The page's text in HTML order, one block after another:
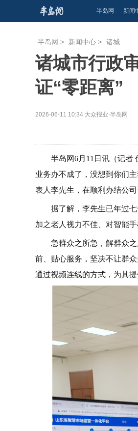
半岛网 新闻
半岛网 > 新闻中心 > 诸城
诸城市行政
证“零距离”
2026-06-11 10:34 大众报业·半岛网
半岛网6月11日讯（记者
业务办不成了，没想到你们
表人李先生，在顺利办结公
据了解，李先生已年过
加之老人视力不佳、对智能
急群众之所急，解群众
前、贴心服务，坚决不让群
通过视频连线的方式，为其提